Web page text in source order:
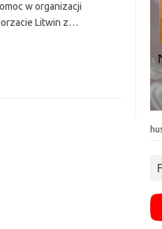
w organizacji
Litwin z…